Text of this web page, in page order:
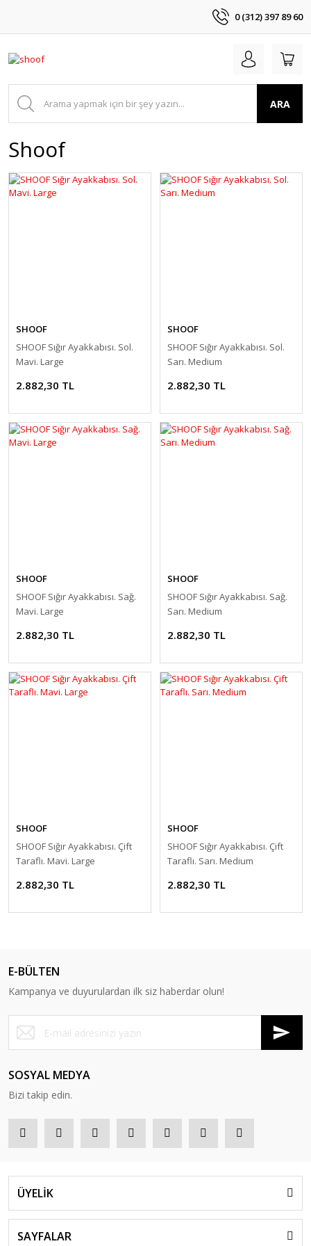
0 (312) 397 89 60
ARA
Shoof
SHOOF
SHOOF Sığır Ayakkabısı. Sol.
Mavi. Large
2.882,30 TL
SHOOF
SHOOF Sığır Ayakkabısı. Sol.
Sarı. Medium
2.882,30 TL
SHOOF
SHOOF Sığır Ayakkabısı. Sağ.
Mavi. Large
2.882,30 TL
SHOOF
SHOOF Sığır Ayakkabısı. Sağ.
Sarı. Medium
2.882,30 TL
SHOOF
SHOOF Sığır Ayakkabısı. Çift
Taraflı. Mavi. Large
2.882,30 TL
SHOOF
SHOOF Sığır Ayakkabısı. Çift
Taraflı. Sarı. Medium
2.882,30 TL
E-BÜLTEN
Kampanya ve duyurulardan ilk siz haberdar olun!
SOSYAL MEDYA
Bizi takip edin.
ÜYELİK
SAYFALAR